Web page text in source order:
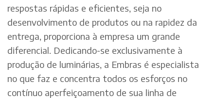
respostas rápidas e eficientes, seja no
desenvolvimento de produtos ou na rapidez da
entrega, proporciona à empresa um grande
diferencial. Dedicando-se exclusivamente à
produção de luminárias, a Embras é especialista
no que faz e concentra todos os esforços no
contínuo aperfeiçoamento de sua linha de